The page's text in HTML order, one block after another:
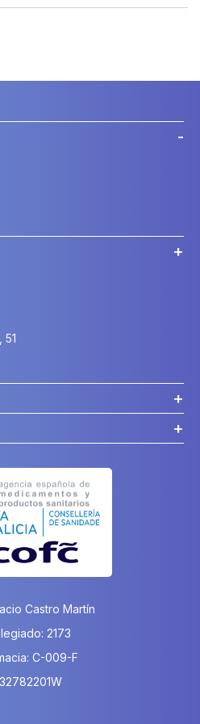
51
Castro Martín
2173
C-009-F